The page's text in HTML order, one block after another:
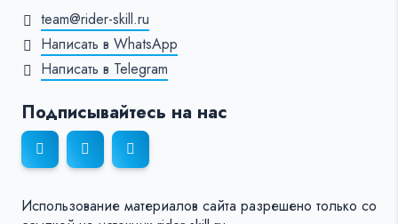
team@rider-skill.ru
Написать в WhatsApp
Написать в Telegram
Подписывайтесь на нас
Использование материалов сайта разрешено только со